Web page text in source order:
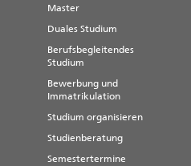
Master
Duales Studium
Berufsbegleitendes
Studium
Bewerbung und
Immatrikulation
Studium organisieren
Studienberatung
Semestertermine